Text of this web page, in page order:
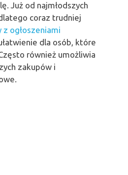
Już od najmłodszych
coraz trudniej
ogłoszeniami
dla osób, które
również umożliwia
zakupów i